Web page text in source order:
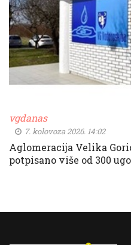
vgdanas
7. kolovoza 2026. 14:02
Aglomeracija Velika
potpisano više od 300